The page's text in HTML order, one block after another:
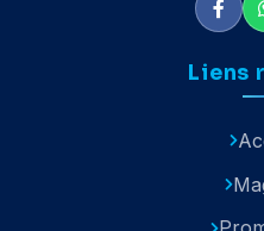
Liens